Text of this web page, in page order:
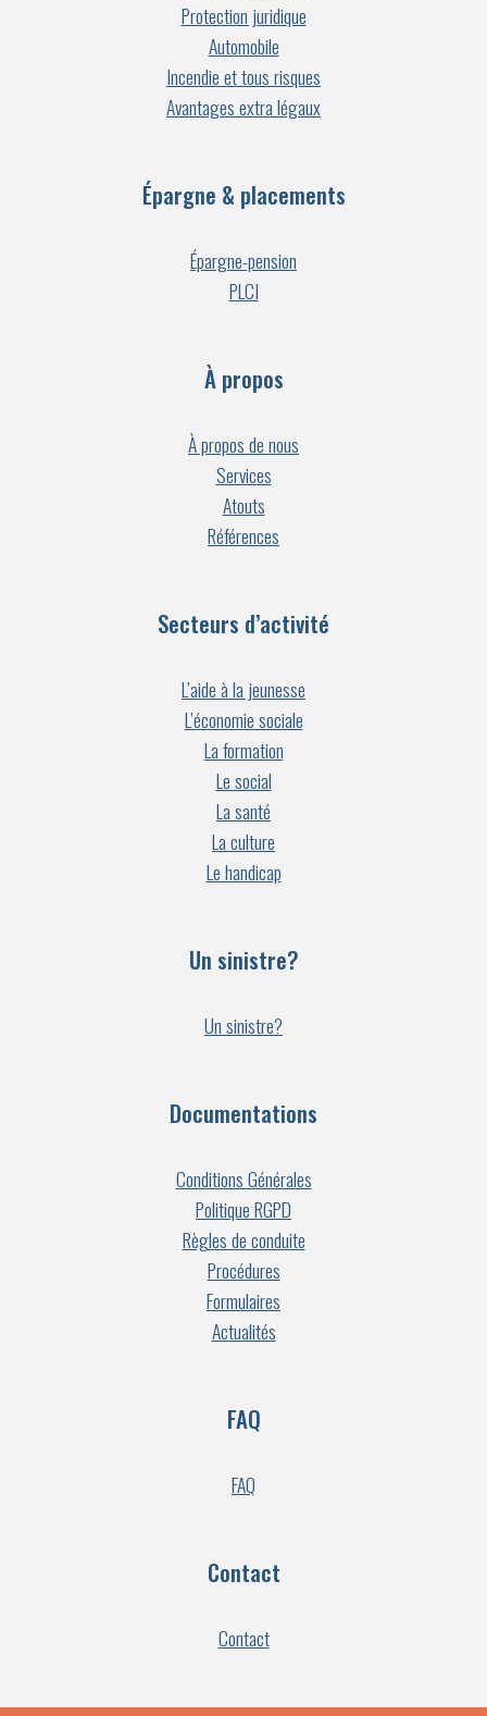
Protection juridique
Automobile
Incendie et tous risques
Avantages extra légaux
Épargne & placements
Épargne-pension
PLCI
À propos
À propos de nous
Services
Atouts
Références
Secteurs d’activité
L’aide à la jeunesse
L’économie sociale
La formation
Le social
La santé
La culture
Le handicap
Un sinistre?
Un sinistre?
Documentations
Conditions Générales
Politique RGPD
Règles de conduite
Procédures
Formulaires
Actualités
FAQ
FAQ
Contact
Contact